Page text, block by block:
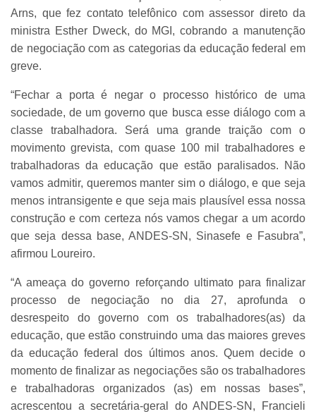
Arns, que fez contato telefônico com assessor direto da
ministra Esther Dweck, do MGI, cobrando a manutenção
de negociação com as categorias da educação federal em
greve.
“Fechar a porta é negar o processo histórico de uma
sociedade, de um governo que busca esse diálogo com a
classe trabalhadora. Será uma grande traição com o
movimento grevista, com quase 100 mil trabalhadores e
trabalhadoras da educação que estão paralisados. Não
vamos admitir, queremos manter sim o diálogo, e que seja
menos intransigente e que seja mais plausível essa nossa
construção e com certeza nós vamos chegar a um acordo
que seja dessa base, ANDES-SN, Sinasefe e Fasubra”,
afirmou Loureiro.
“A ameaça do governo reforçando ultimato para finalizar
processo de negociação no dia 27, aprofunda o
desrespeito do governo com os trabalhadores(as) da
educação, que estão construindo uma das maiores greves
da educação federal dos últimos anos. Quem decide o
momento de finalizar as negociações são os trabalhadores
e trabalhadoras organizados (as) em nossas bases”,
acrescentou a secretária-geral do ANDES-SN, Francieli